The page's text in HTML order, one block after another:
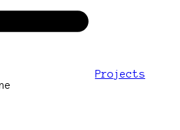
Projects